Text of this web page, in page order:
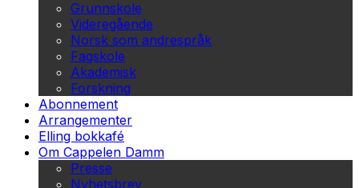
Grunnskole
Videregående
Norsk som andrespråk
Fagskole
Akademisk
Forskning
Abonnement
Arrangementer
Elling bokkafé
Om Cappelen Damm
Presse
Nyhetsbrev